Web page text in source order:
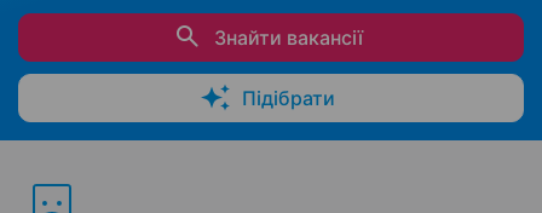
Знайти вакансії
Підібрати